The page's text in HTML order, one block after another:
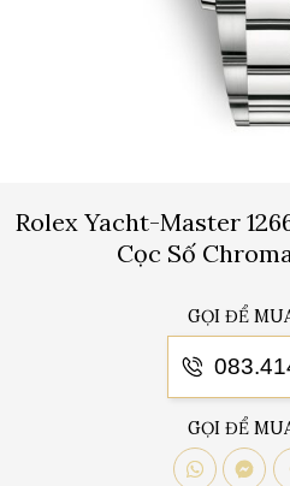
Rolex Yacht-Master
Cọc Số
GỌI ĐỂ
GỌI ĐỂ